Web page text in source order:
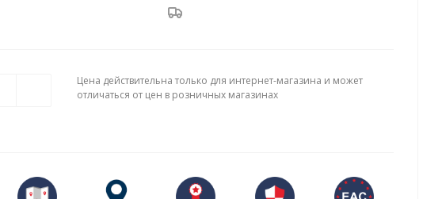
Цена действительна только для интернет-магазина и может
отличаться от цен в розничных магазинах